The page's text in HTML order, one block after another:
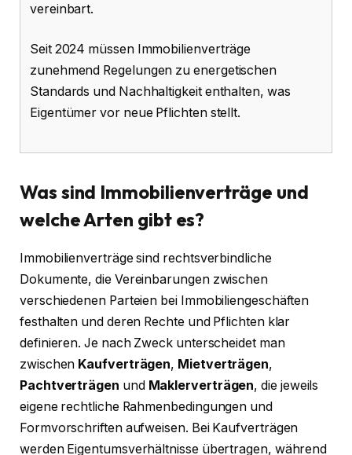
vereinbart.
Seit 2024 müssen Immobilienverträge
zunehmend Regelungen zu energetischen
Standards und Nachhaltigkeit enthalten, was
Eigentümer vor neue Pflichten stellt.
Was sind Immobilienverträge und
welche Arten gibt es?
Immobilienverträge sind rechtsverbindliche
Dokumente, die Vereinbarungen zwischen
verschiedenen Parteien bei Immobiliengeschäften
festhalten und deren Rechte und Pflichten klar
definieren. Je nach Zweck unterscheidet man
zwischen Kaufverträgen, Mietverträgen,
Pachtverträgen und Maklerverträgen, die jeweils
eigene rechtliche Rahmenbedingungen und
Formvorschriften aufweisen. Bei Kaufverträgen
werden Eigentumsverhältnisse übertragen, während